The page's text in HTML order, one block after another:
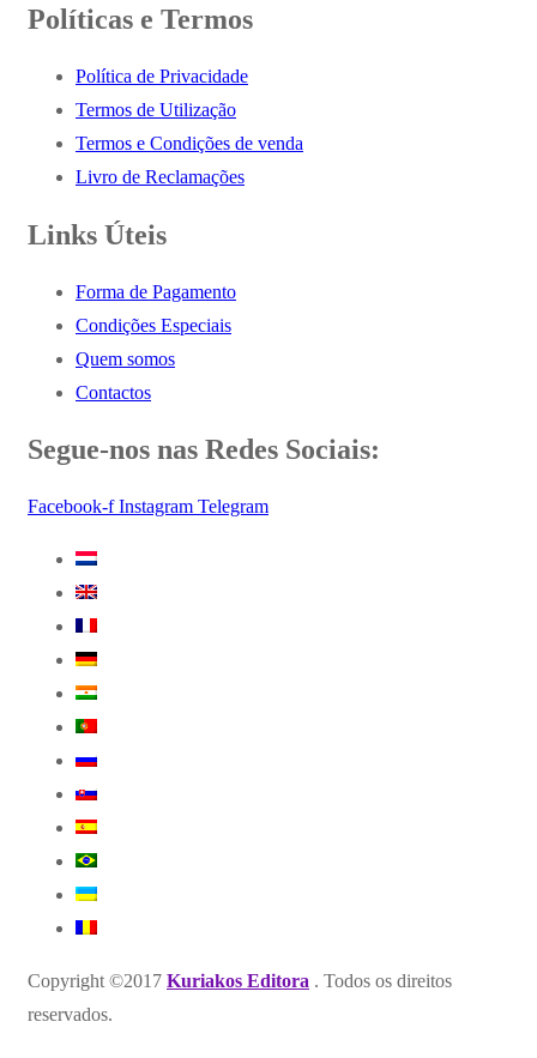
Políticas e Termos
Política de Privacidade
Termos de Utilização
Termos e Condições de venda
Livro de Reclamações
Links Úteis
Forma de Pagamento
Condições Especiais
Quem somos
Contactos
Segue-nos nas Redes Sociais:
Facebook-f Instagram Telegram
Copyright ©2017 Kuriakos Editora . Todos os direitos
reservados.